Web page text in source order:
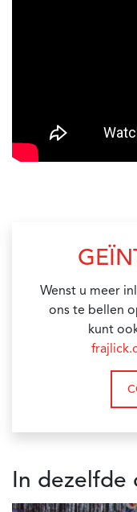
Wenst u meer
ons te bellen
kunt
In dezelfde